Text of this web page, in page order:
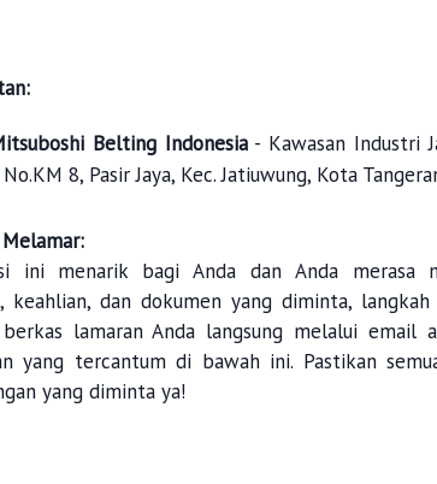
Belting Indonesia- Kawasan Industri
No.KM 8, Pasir Jaya, Kec. Jatiuwung, Kota
ini menarik bagi Anda dan Anda merasa
keahlian, dan dokumen yang diminta, langkah
lamaran Anda langsung melalui email
yang tercantum di bawah ini. Pastikan
yang diminta ya!